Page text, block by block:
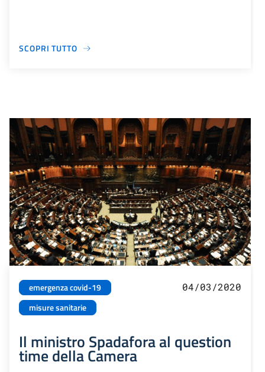
SCOPRI TUTTO
emergenza covid-19
misure sanitarie
04/03/2020
Il ministro Spadafora al question
time della Camera